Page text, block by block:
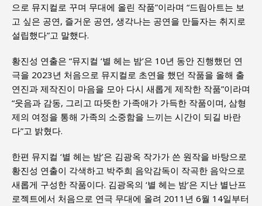
으로 뮤지컬로 꾸며 무대에 올린 작품”이라며 “드림아트는 보
고 싶은 공연, 즐거운 공연, 생각나는 공연을 만들자는 취지로
설립했다”고 말했다.
황진성 연출은 “뮤지컬 ‘별 헤는 밤’은 10년 동안 진행했던 연
극을 2023년 처음으로 뮤지컬로 초연을 했던 작품을 올해 출
연진과 제작진이 마음을 모아 다시 새롭게 제작한 작품”이라며
“웃음과 감동, 그리고 따뜻한 가족애가 가득한 작품이며, 삼형
제의 여정을 통해 가족의 소중함을 느끼는 시간이 되길 바란
다”고 밝혔다.
한편 뮤지컬 ‘별 헤는 밤’은 김광옥 작가가 쓴 원작을 바탕으로
황진성 연출이 각색하고 박주희 음악감독이 작곡한 음악으로
새롭게 구성한 작품이다. 김광옥의 ‘별 헤는 밤’은 지난 별난프
로젝트에서 처음으로 연극 무대에 올려 2011년 6월 14일부터